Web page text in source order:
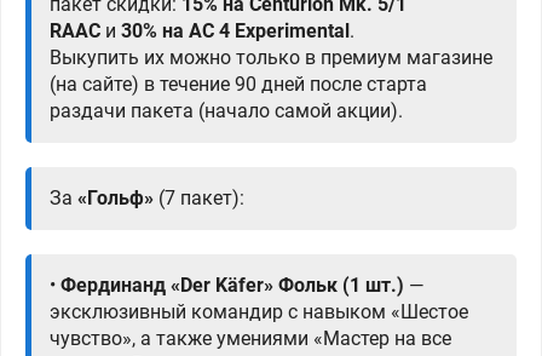
пакет скидки: 15% на Centurion Mk. 5/1
RAAC и 30% на AC 4 Experimental .
Выкупить их можно только в премиум магазине
(на сайте) в течение 90 дней после старта
раздачи пакета (начало самой акции).
За «Гольф» (7 пакет):
• Фердинанд «Der Käfer» Фольк (1 шт.) —
эксклюзивный командир с навыком «Шестое
чувство», а также умениями «Мастер на все